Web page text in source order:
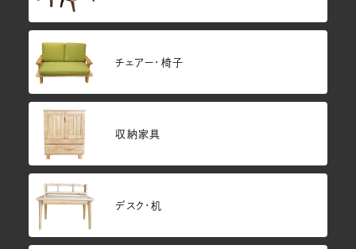
チェアー・椅子
収納家具
デスク・机